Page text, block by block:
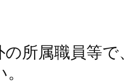
の所属職員等で